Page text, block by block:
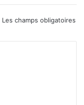
Les champs obligatoires